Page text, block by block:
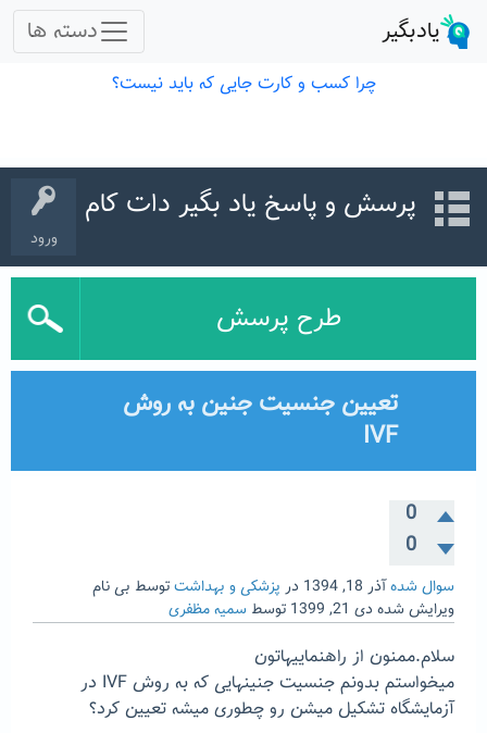
ورود
پرسش و پاسخ یاد بگیر دات کام
طرح پرسش
تعیین جنسیت جنین به روش
IVF
0
0
سوال شدهآذر 18, 1394 در پزشکی و بهداشتتوسط بی نام
ویرایش شده دی 21, 1399 توسط سمیه مظفری
سلام.ممنون از راهنماییهاتون
میخواستم بدونم جنسیت جنینهایی که به روش IVF در
آزمایشگاه تشکیل میشن رو چطوری میشه تعیین کرد؟